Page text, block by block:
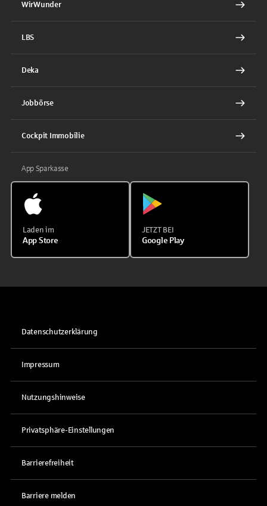
WirWunder
LBS
Deka
Jobbörse
Cockpit Immobilie
App Sparkasse
Laden im
App Store
JETZT BEI
Google Play
Datenschutzerklärung
Impressum
Nutzungshinweise
Privatsphäre-Einstellungen
Barrierefreiheit
Barriere melden